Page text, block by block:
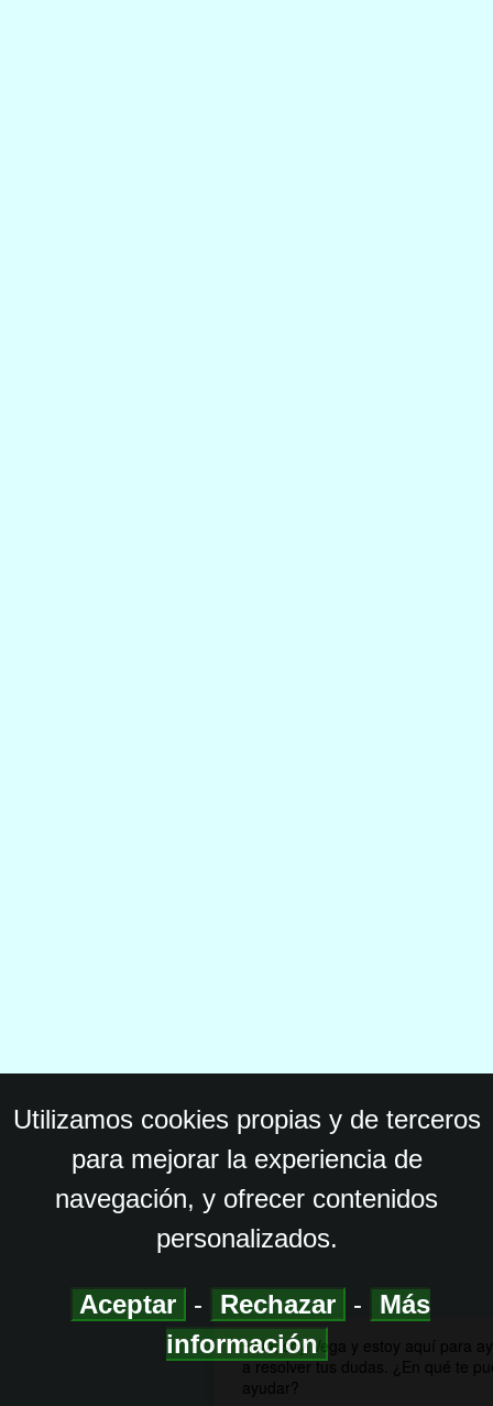
Utilizamos cookies propias y de terceros
para mejorar la experiencia de
navegación, y ofrecer contenidos
personalizados.
Aceptar - Rechazar -
Más
información